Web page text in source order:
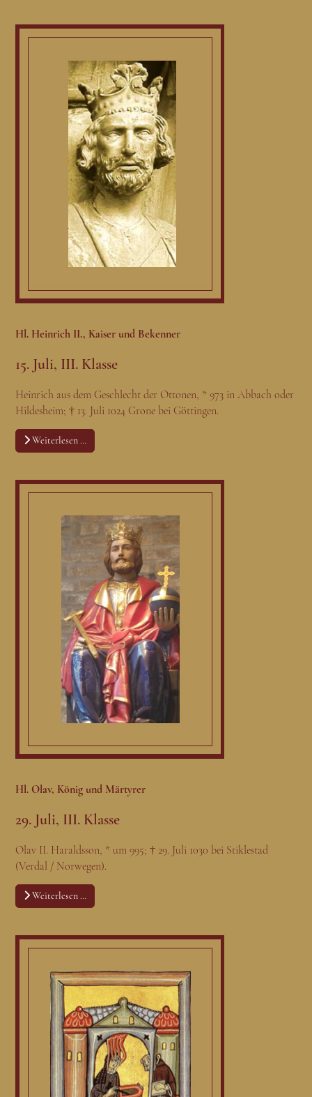
Hl. Heinrich II., Kaiser und Bekenner
15. Juli, III. Klasse
Heinrich aus dem Geschlecht der Ottonen, * 973 in Abbach oder
Hildesheim; † 13. Juli 1024 Grone bei Göttingen.
Weiterlesen …
Hl. Olav, König und Märtyrer
29. Juli, III. Klasse
Olav II. Haraldsson, * um 995; † 29. Juli 1030 bei Stiklestad
(Verdal / Norwegen).
Weiterlesen …